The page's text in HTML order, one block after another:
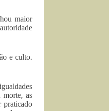
maior
e culto.
morte, as
praticado